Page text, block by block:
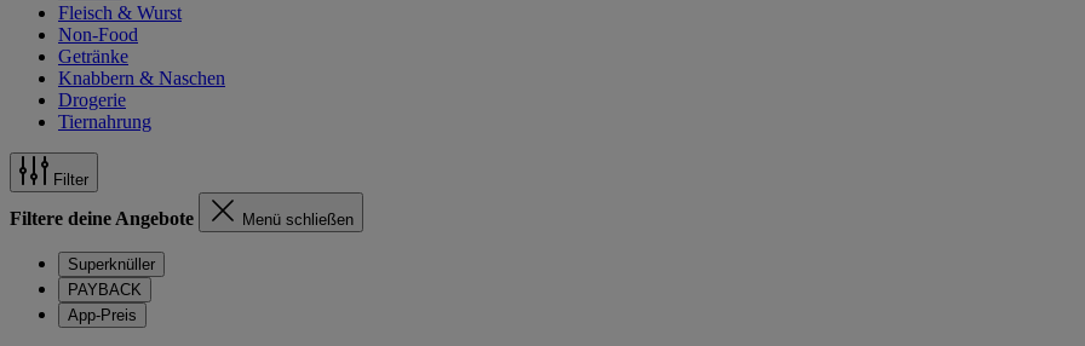
Fleisch & Wurst
Non-Food
Getränke
Knabbern & Naschen
Drogerie
Tiernahrung
Filter
Filtere deine Angebote Menü schließen
Superknüller
PAYBACK
App-Preis